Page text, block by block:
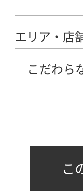
エリア・店
こだわら
こ